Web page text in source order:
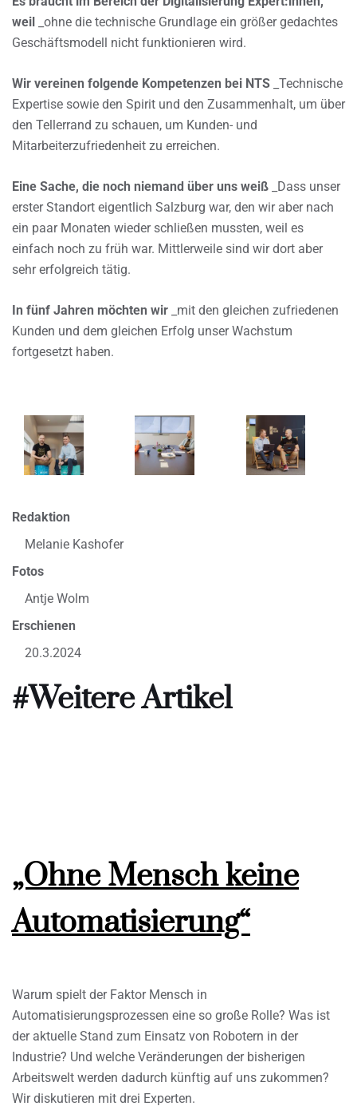
weil _ohne die technische Grundlage ein größer gedachtes
Geschäftsmodell nicht funktionieren wird.
Wir vereinen folgende Kompetenzen bei NTS _Technische
Expertise sowie den Spirit und den Zusammenhalt, um über
den Tellerrand zu schauen, um Kunden- und
Mitarbeiterzufriedenheit zu erreichen.
Eine Sache, die noch niemand über uns weiß _Dass unser
erster Standort eigentlich Salzburg war, den wir aber nach
ein paar Monaten wieder schließen mussten, weil es
einfach noch zu früh war. Mittlerweile sind wir dort aber
sehr erfolgreich tätig.
In fünf Jahren möchten wir _mit den gleichen zufriedenen
Kunden und dem gleichen Erfolg unser Wachstum
fortgesetzt haben.
Redaktion
Melanie Kashofer
Fotos
Antje Wolm
Erschienen
20.3.2024
#Weitere Artikel
„Ohne Mensch keine
Automatisierung“
Warum spielt der Faktor Mensch in
Automatisierungsprozessen eine so große Rolle? Was ist
der aktuelle Stand zum Einsatz von Robotern in der
Industrie? Und welche Veränderungen der bisherigen
Arbeitswelt werden dadurch künftig auf uns zukommen?
Wir diskutieren mit drei Experten.